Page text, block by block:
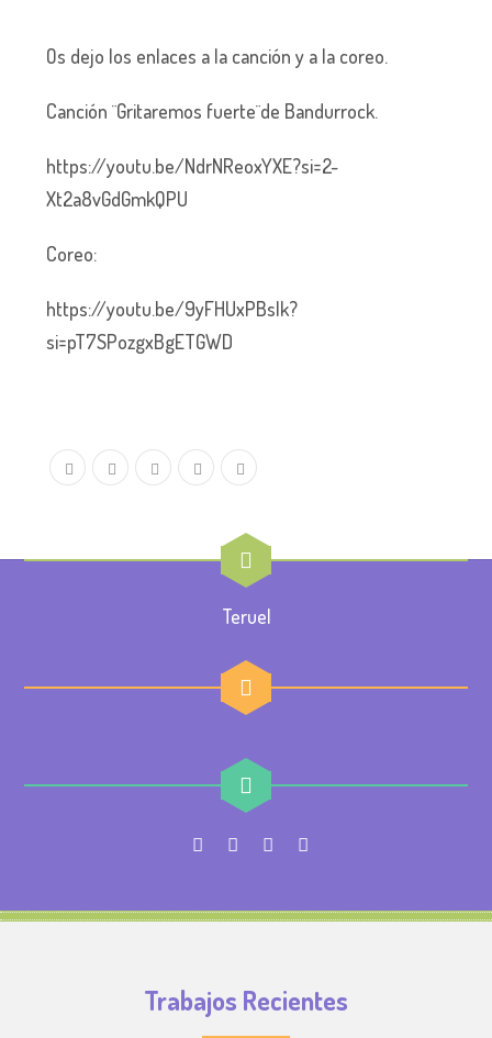
Os dejo los enlaces a la canción y a la coreo.
Canción ¨Gritaremos fuerte¨de Bandurrock.
https://youtu.be/NdrNReoxYXE?si=2-
Xt2a8vGdGmkQPU
Coreo:
https://youtu.be/9yFHUxPBslk?
si=pT7SPozgxBgETGWD
Teruel
Trabajos Recientes